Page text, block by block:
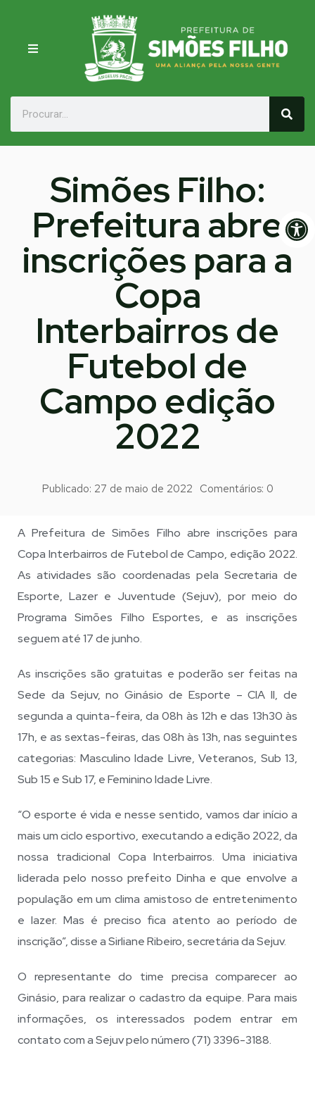
Simões Filho:
Prefeitura abre
inscrições para a
Copa
Interbairros de
Futebol de
Campo edição
2022
Publicado: 27 de maio de 2022 Comentários: 0
A Prefeitura de Simões Filho abre inscrições para
Copa Interbairros de Futebolde Campo, edição 2022.
As atividades são coordenadas pela Secretaria de
Esporte, Lazer e Juventude (Sejuv), por meio do
Programa Simões Filho Esportes, e as inscrições
seguem até 17 de junho.
As inscrições são gratuitas e poderão ser feitas na
Sede da Sejuv, no Ginásio de Esporte – CIA II, de
segunda a quinta-feira, da 08h às 12h e das 13h30 às
17h, e as sextas-feiras, das 08h às 13h, nas seguintes
categorias: Masculino Idade Livre, Veteranos, Sub 13,
Sub 15 e Sub 17, e Feminino Idade Livre.
“O esporte é vida e nesse sentido, vamos dar início a
mais um ciclo esportivo, executando a edição 2022, da
nossa tradicional Copa Interbairros. Uma iniciativa
liderada pelo nosso prefeito Dinha e que envolve a
população em um clima amistoso de entretenimento
e lazer. Mas é preciso fica atento ao período de
inscrição”, disse a Sirliane Ribeiro, secretária da Sejuv.
O representante do time precisa comparecer ao
Ginásio, para realizar o cadastro da equipe. Para mais
informações, os interessados podem entrar em
contato com a Sejuv pelo número (71) 3396-3188.